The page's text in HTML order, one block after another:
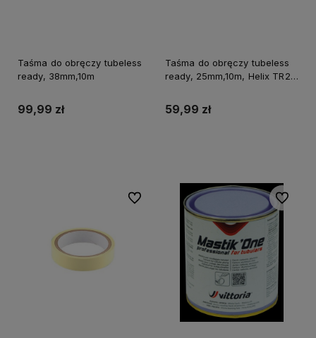
Taśma do obręczy tubeless
ready, 38mm,10m
99,99 zł
Taśma do obręczy tubeless
ready, 25mm,10m, Helix TR27,
59,99 zł
Do ulubionych Do